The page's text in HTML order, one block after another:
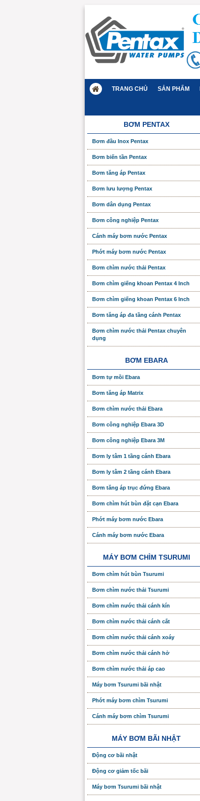
TRANG CHỦ SẢN PHẨM
BƠM PENTAX
Bơm đầu Inox Pentax
Bơm biến tần Pentax
Bơm tăng áp Pentax
Bơm lưu lượng Pentax
Bơm dân dụng Pentax
Bơm công nghiệp Pentax
Cánh máy bơm nước Pentax
Phớt máy bơm nước Pentax
Bơm chìm nước thải Pentax
Bơm chìm giếng khoan Pentax 4 Inch
Bơm chìm giếng khoan Pentax 6 Inch
Bơm tăng áp đa tầng cánh Pentax
Bơm chìm nước thải Pentax chuyên
dụng
BƠM EBARA
Bơm tự mồi Ebara
Bơm tăng áp Matrix
Bơm chìm nước thải Ebara
Bơm công nghiệp Ebara 3D
Bơm công nghiệp Ebara 3M
Bơm ly tâm 1 tầng cánh Ebara
Bơm ly tâm 2 tầng cánh Ebara
Bơm tăng áp trục đứng Ebara
Bơm chìm hút bùn đặt cạn Ebara
Phớt máy bơm nước Ebara
Cánh máy bơm nước Ebara
MÁY BƠM CHÌM TSURUMI
Bơm chìm hút bùn Tsurumi
Bơm chìm nước thải Tsurumi
Bơm chìm nước thải cánh kín
Bơm chìm nước thải cánh cắt
Bơm chìm nước thải cánh xoáy
Bơm chìm nước thải cánh hở
Bơm chìm nước thải áp cao
Máy bơm Tsurumi bãi nhật
Phớt máy bơm chìm Tsurumi
Cánh máy bơm chìm Tsurumi
MÁY BƠM BÃI NHẬT
Động cơ bãi nhật
Động cơ giảm tốc bãi
Máy bơm Tsurumi bãi nhật